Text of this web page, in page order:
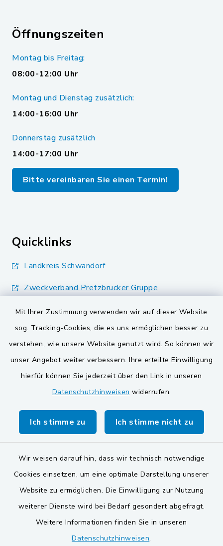
Mit Ihrer Zustimmung verwenden wir auf dieser Website
sog. Tracking-Cookies, die es uns ermöglichen besser zu
verstehen, wie unsere Website genutzt wird. So können wir
unser Angebot weiter verbessern. Ihre erteilte Einwilligung
hierfür können Sie jederzeit über den Link in unseren
Datenschutzhinweisen widerrufen.
Ich stimme zu Ich stimme nicht zu
Wir weisen darauf hin, dass wir technisch notwendige
Cookies einsetzen, um eine optimale Darstellung unserer
Website zu ermöglichen. Die Einwilligung zur Nutzung
weiterer Dienste wird bei Bedarf gesondert abgefragt.
Weitere Informationen finden Sie in unseren
Datenschutzhinweisen.
Öffnungszeiten
Montag bis Freitag:
08:00-12:00 Uhr
Montag und Dienstag zusätzlich:
14:00-16:00 Uhr
Donnerstag zusätzlich
14:00-17:00 Uhr
Bitte vereinbaren Sie einen Termin!
Quicklinks
Landkreis Schwandorf
Zweckverband Pretzbrucker Gruppe
BayernPortal
Gemeinden der
Verwaltungsgemeinschaft
Gemeinde Schwarzach bei Nabburg
Markt Schwarzenfeld
Gemeinde Stulln
Barrierefreiheit